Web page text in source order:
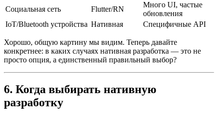
Социальная сеть
Flutter/RN
Много UI, частые
обновления
IoT/Bluetooth устройства Нативная Специфичные API
Хорошо, общую картину мы видим. Теперь давайте
конкретнее: в каких случаях нативная разработка — это не
просто опция, а единственный правильный выбор?
6. Когда выбирать нативную
разработку